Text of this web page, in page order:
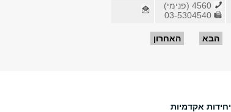
הבא האחרון
יחידות אקדמיות